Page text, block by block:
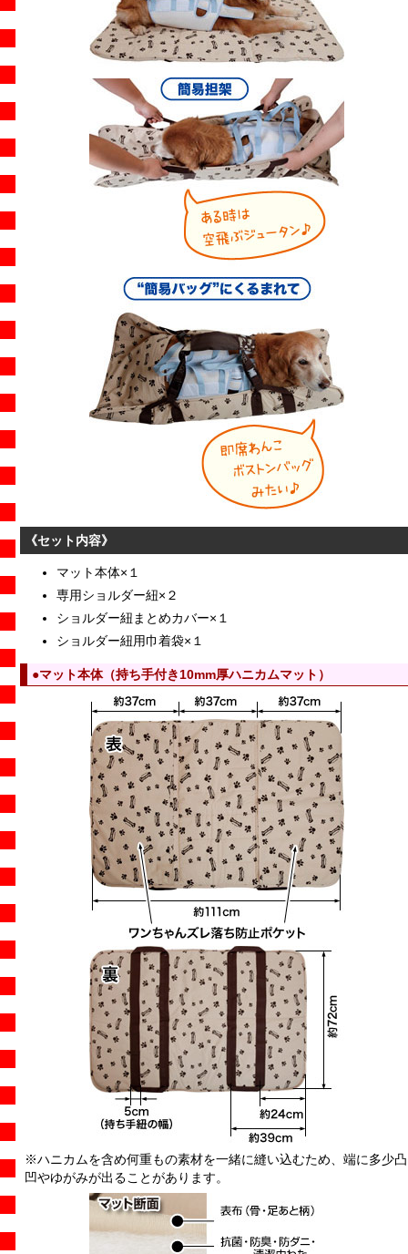
《セット内容》
マット本体×１
専用ショルダー紐×２
ショルダー紐まとめカバー×１
ショルダー紐用巾着袋×１
●マット本体（持ち手付き10mm厚ハニカムマット）
※ハニカムを含め何重もの素材を一緒に縫い込むため、端に多少凸
凹やゆがみが出ることがあります。